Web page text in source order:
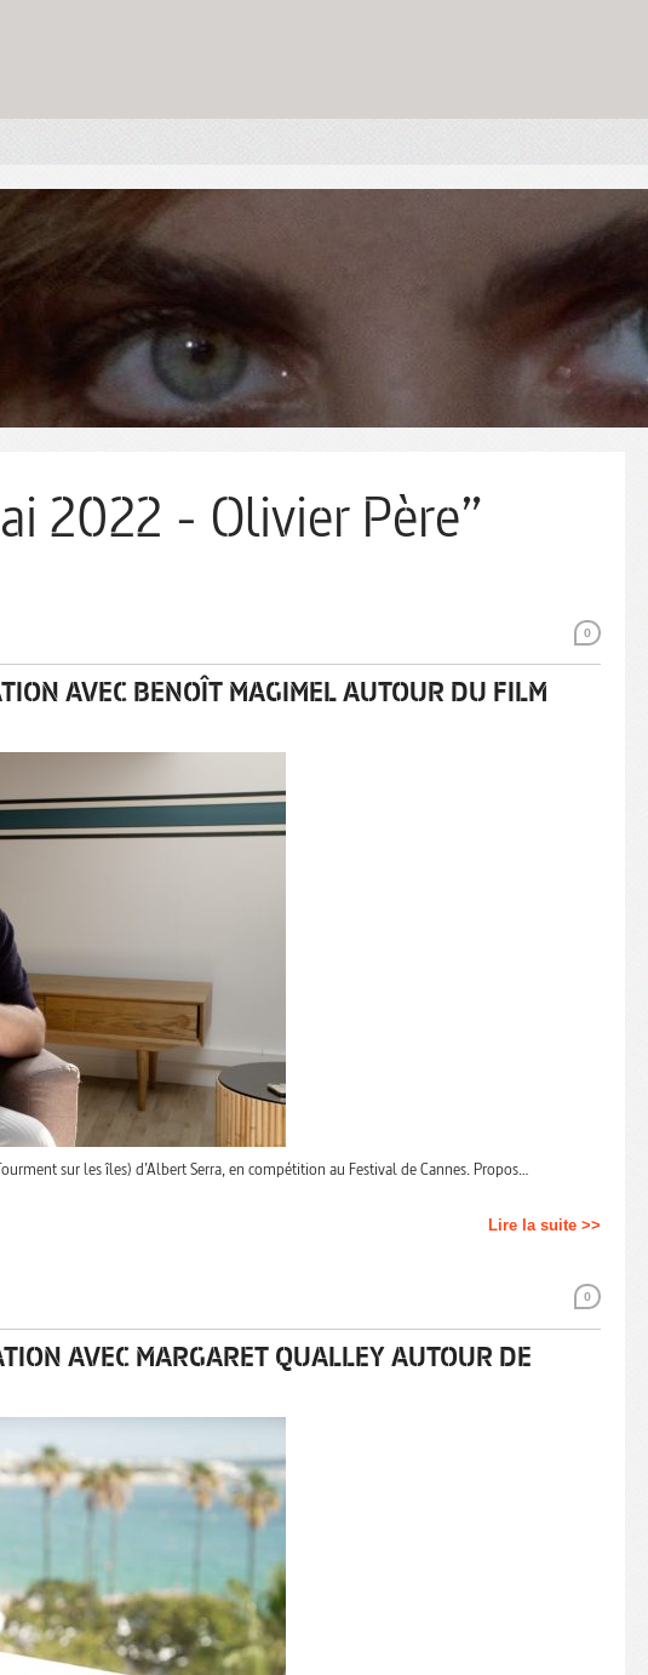
2022 - Olivier Père”
0
AVEC BENOÎT MAGIMEL AUTOUR DU FILM
sur les îles) d’Albert Serra, en compétition au Festival de Cannes. Propos…
Lire la suite >>
0
AVEC MARGARET QUALLEY AUTOUR DE